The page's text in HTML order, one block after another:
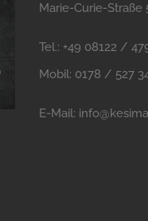
Marie-Curie-Straße
Tel.: +49 08122 /
Mobil: 0178 / 527
E-Mail: